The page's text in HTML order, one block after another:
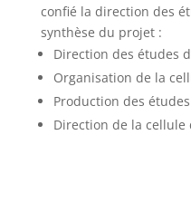
confié la direction des
synthèse du projet :
Direction des études
Organisation de la
Production des
Direction de la cellule